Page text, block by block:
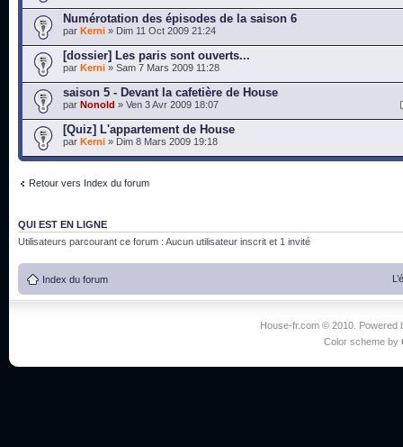
Numérotation des épisodes de la saison 6
par Kerni » Dim 11 Oct 2009 21:24
[dossier] Les paris sont ouverts...
par Kerni » Sam 7 Mars 2009 11:28
saison 5 - Devant la cafetière de House
par Nonold » Ven 3 Avr 2009 18:07
[Quiz] L'appartement de House
par Kerni » Dim 8 Mars 2009 19:18
Retour vers Index du forum
QUI EST EN LIGNE
Utilisateurs parcourant ce forum : Aucun utilisateur inscrit et 1 invité
Index du forum
House-fr.com © 2010. Powered
Color scheme by